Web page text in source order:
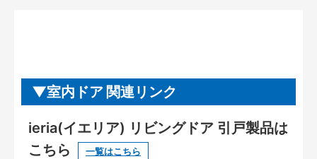
室内ドア 関連リンク
ieria(イエリア) リビングドア 引戸製品は
こちら
一覧はこちら